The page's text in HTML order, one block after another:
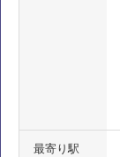
最寄り駅